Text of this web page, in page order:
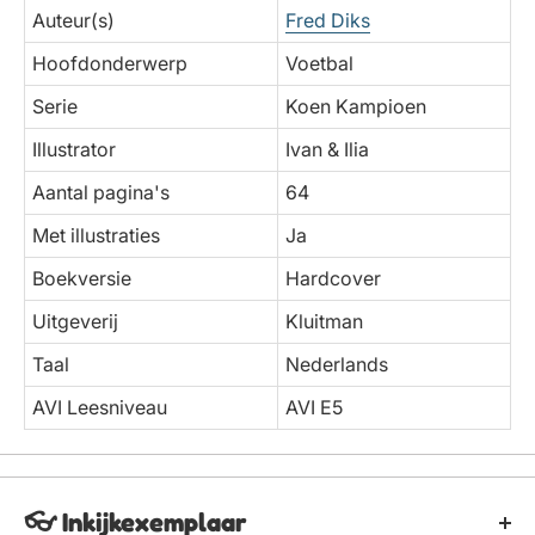
Auteur(s)
Fred Diks
Hoofdonderwerp
Voetbal
Serie
Koen Kampioen
Illustrator
Ivan & Ilia
Aantal pagina's
64
Met illustraties
Ja
Boekversie
Hardcover
Uitgeverij
Kluitman
Taal
Nederlands
AVI Leesniveau
AVI E5
👓 Inkijkexemplaar